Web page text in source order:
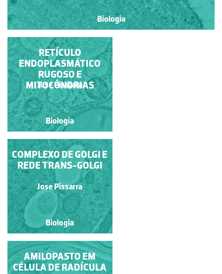
Biologia
CLOROPLASTO DE
CÉLULA VEGETAL
Jose Pissarra
Biologia
RETÍCULO
ENDOPLASMÁTICO
RUGOSO E
MITOCÔNDRIAS
Jose Pissarra
Biologia
SISTEMA
ENDOMEMBRANAR
Jose Pissarra
Biologia
COMPLEXO DE GOLGI E
REDE TRANS-GOLGI
Jose Pissarra
Biologia
AMILOPASTO EM
CÉLULA DE RADÍCULA
AMILOPASTO EM
CÉLULA DE RADÍCULA